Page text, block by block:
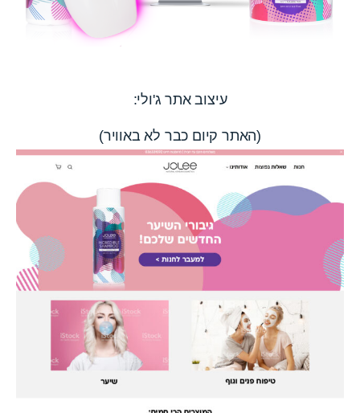
עיצוב אתר ג'ולי:
(האתר קיום כבר לא באוויר)